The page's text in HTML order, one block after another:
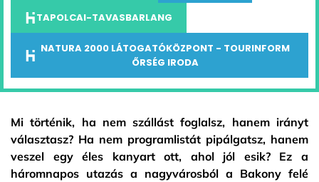
TAPOLCAI-TAVASBARLANG
NATURA 2000 LÁTOGATÓKÖZPONT - TOURINFORM
ŐRSÉG IRODA
Mi történik, ha nem szállást foglalsz, hanem irányt
választasz? Ha nem programlistát pipálgatsz, hanem
veszel egy éles kanyart ott, ahol jól esik? Ez a
háromnapos utazás a nagyvárosból a Bakony felé